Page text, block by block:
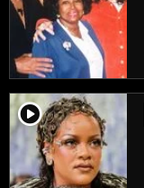
player2